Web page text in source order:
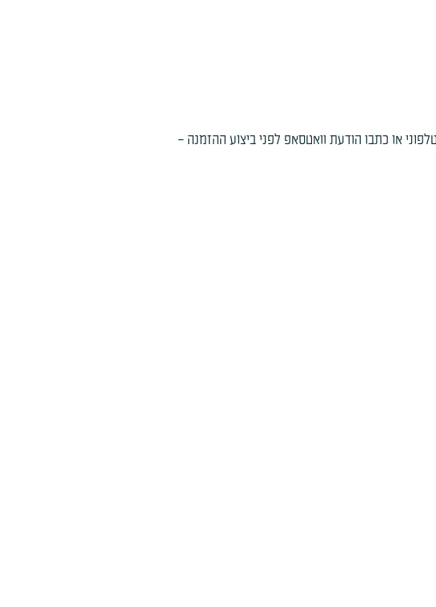
או כתבו הודעת וואטסאפ לפני ביצוע ההזמנה –